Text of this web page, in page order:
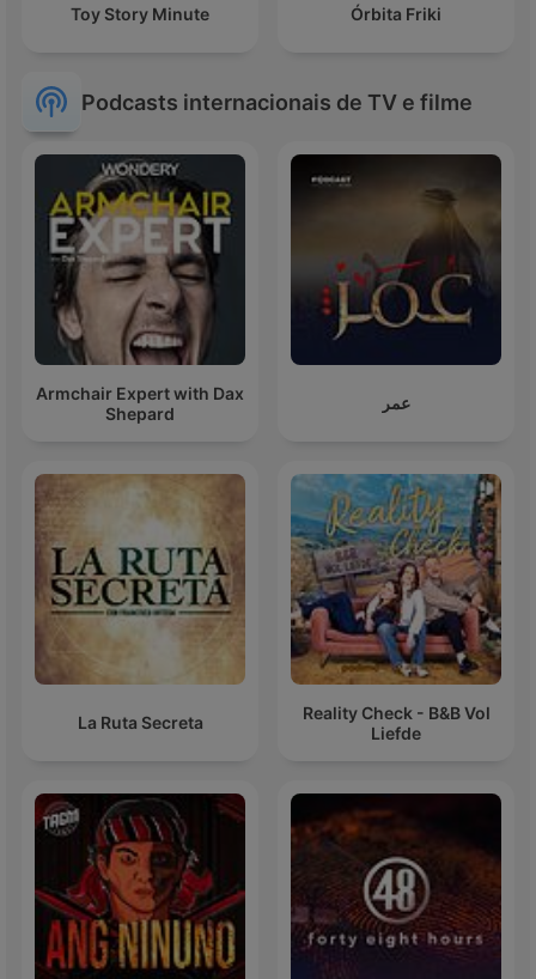
Toy Story Minute Órbita Friki
Podcasts internacionais de TV e filme
Armchair Expert with Dax
Shepard
عمر
La Ruta Secreta
Reality Check - B&B Vol
Liefde